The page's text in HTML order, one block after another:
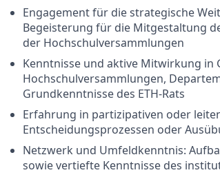
Engagement für die strategische
Begeisterung für die Mitgestaltung
der Hochschulversammlungen
Kenntnisse und aktive Mitwirkung in
Hochschulversammlungen,
Grundkenntnisse des ETH-Rats
Erfahrung in partizipativen oder
Entscheidungsprozessen oder
Netzwerk und Umfeldkenntnis:
sowie vertiefte Kenntnisse des